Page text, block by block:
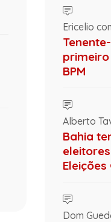
Ericelio
primeiro
BPM
Alberto
Bahia
Eleições
Dom